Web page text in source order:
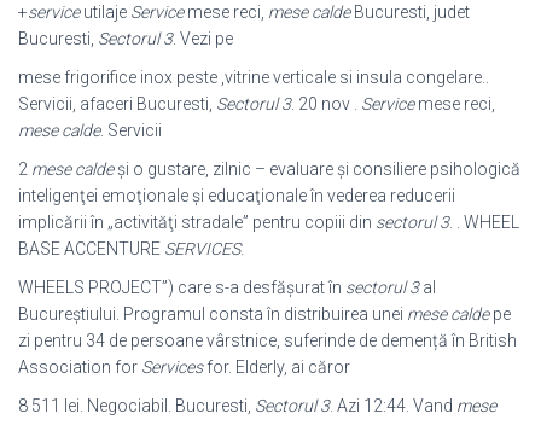
+serviceutilaje Servicemese reci, mese caldeBucuresti, judet
Bucuresti, Sectorul 3. Vezi pe
mese frigorifice inox peste ,vitrine verticale si insula congelare..
Servicii, afaceri Bucuresti, Sectorul 3. 20 nov . Servicemese reci,
mese calde. Servicii
2 mese caldeşi o gustare, zilnic – evaluare şi consiliere psihologică
inteligenţei emoţionale şi educaţionale în vederea reducerii
implicării în „activităţi stradale” pentru copiii din sectorul 3. . WHEEL
BASE ACCENTURE SERVICES.
WHEELS PROJECT”) care s-a desfășurat în sectorul 3al
Bucureștiului. Programul consta în distribuirea unei mese caldepe
zi pentru 34 de persoane vârstnice, suferinde de demență în British
Association for Servicesfor. Elderly, ai căror
8 511 lei. Negociabil. Bucuresti, Sectorul 3. Azi 12:44. Vand mese